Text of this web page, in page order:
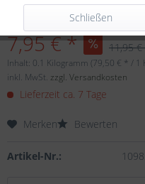
Dieser Artikel
7,95 € * 11,95
Inhalt: 0.1 Kilogramm (79,50 € * / 1
inkl. MwSt. zzgl. Versandkosten
Lieferzeit ca. 7 Tage
Merken Bewerten
Artikel-Nr.:
Schließen